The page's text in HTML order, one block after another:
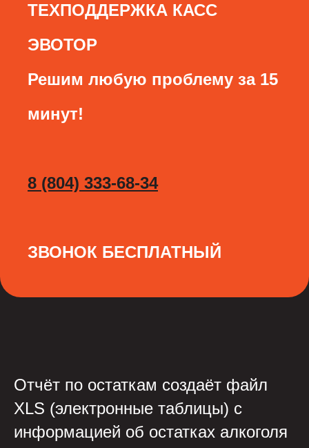
ТЕХПОДДЕРЖКА КАСС
ЭВОТОР
Решим любую проблему за 15
минут!
8 (804) 333-68-34
ЗВОНОК БЕСПЛАТНЫЙ
Отчёт по остаткам создаёт файл
XLS (электронные таблицы) с
информацией об остатках алкоголя